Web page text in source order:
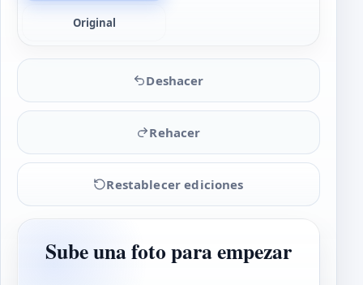
Original
Deshacer
Rehacer
Restablecer ediciones
Sube una foto para empezar